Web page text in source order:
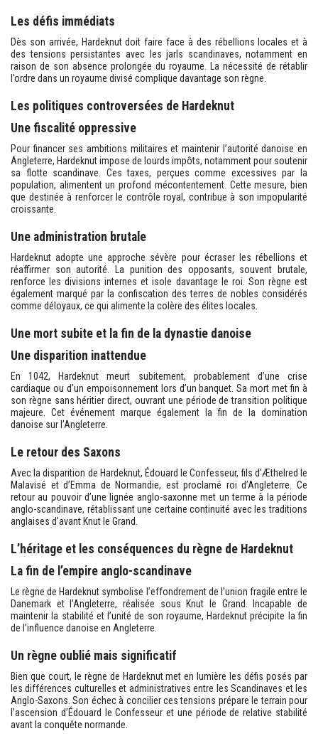
Les défis immédiats
Dès son arrivée, Hardeknut doit faire face à des rébellions locales et à
des tensions persistantes avec les jarls scandinaves, notamment en
raison de son absence prolongée du royaume. La nécessité de rétablir
l’ordre dans un royaume divisé complique davantage son règne.
Les politiques controversées de Hardeknut
Une fiscalité oppressive
Pour financer ses ambitions militaires et maintenir l’autorité danoise en
Angleterre, Hardeknut impose de lourds impôts, notamment pour soutenir
sa flotte scandinave. Ces taxes, perçues comme excessives par la
population, alimentent un profond mécontentement. Cette mesure, bien
que destinée à renforcer le contrôle royal, contribue à son impopularité
croissante.
Une administration brutale
Hardeknut adopte une approche sévère pour écraser les rébellions et
réaffirmer son autorité. La punition des opposants, souvent brutale,
renforce les divisions internes et isole davantage le roi. Son règne est
également marqué par la confiscation des terres de nobles considérés
comme déloyaux, ce qui alimente la colère des élites locales.
Une mort subite et la fin de la dynastie danoise
Une disparition inattendue
En 1042, Hardeknut meurt subitement, probablement d’une crise
cardiaque ou d’un empoisonnement lors d’un banquet. Sa mort met fin à
son règne sans héritier direct, ouvrant une période de transition politique
majeure. Cet événement marque également la fin de la domination
danoise sur l’Angleterre.
Le retour des Saxons
Avec la disparition de Hardeknut, Édouard le Confesseur, fils d’Æthelred le
Malavisé et d’Emma de Normandie, est proclamé roi d’Angleterre. Ce
retour au pouvoir d’une lignée anglo-saxonne met un terme à la période
anglo-scandinave, rétablissant une certaine continuité avec les traditions
anglaises d’avant Knut le Grand.
L’héritage et les conséquences du règne de Hardeknut
La fin de l’empire anglo-scandinave
Le règne de Hardeknut symbolise l’effondrement de l’union fragile entre le
Danemark et l’Angleterre, réalisée sous Knut le Grand. Incapable de
maintenir la stabilité et l’unité de son royaume, Hardeknut précipite la fin
de l’influence danoise en Angleterre.
Un règne oublié mais significatif
Bien que court, le règne de Hardeknut met en lumière les défis posés par
les différences culturelles et administratives entre les Scandinaves et les
Anglo-Saxons. Son échec à concilier ces tensions prépare le terrain pour
l’ascension d’Édouard le Confesseur et une période de relative stabilité
avant la conquête normande.